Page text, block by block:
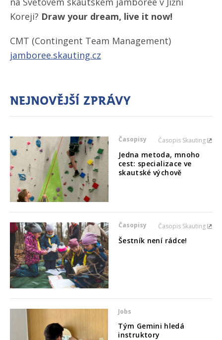
Koreji? Draw your dream, live it now!
CMT (Contingent Team Management)
jamboree.skauting.cz
Nejnovější zprávy
Časopisy Časopis Skauting
Jedna metoda, mnoho
cest: specializace ve
skautské výchově
Časopisy Časopis Skauting
Šestník není rádce!
Jobs
Tým Gemini hledá
instruktory